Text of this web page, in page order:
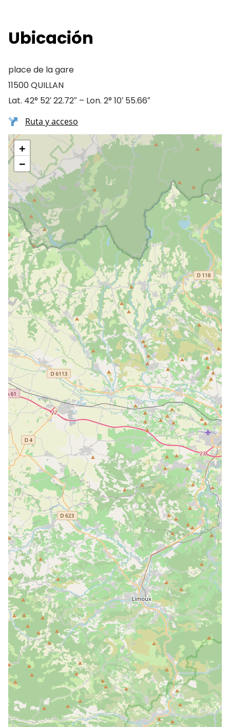
Ubicación
place de la gare
11500 QUILLAN
Lat. 42° 52′ 22.72″ – Lon. 2° 10′ 55.66″
Ruta y acceso
+
−